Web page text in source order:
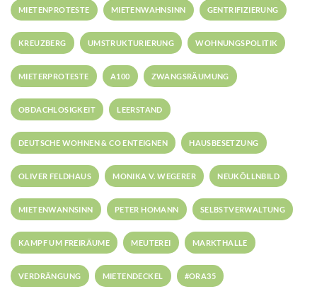
MIETENPROTESTE MIETENWAHNSINN GENTRIFIZIERUNG
KREUZBERG UMSTRUKTURIERUNG WOHNUNGSPOLITIK
MIETERPROTESTE A100 ZWANGSRÄUMUNG
OBDACHLOSIGKEIT LEERSTAND
DEUTSCHE WOHNEN & CO ENTEIGNEN HAUSBESETZUNG
OLIVER FELDHAUS MONIKA V. WEGERER NEUKÖLLNBILD
MIETENWANNSINN PETER HOMANN SELBSTVERWALTUNG
KAMPF UM FREIRÄUME MEUTEREI MARKTHALLE
VERDRÄNGUNG MIETENDECKEL #ORA35